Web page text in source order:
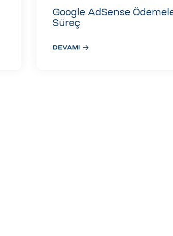
Google AdSense
Süreç
DEVAMI